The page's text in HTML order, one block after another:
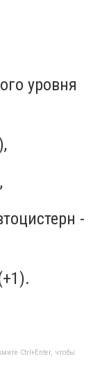
уровня
-
Ctrl+Enter, чтобы